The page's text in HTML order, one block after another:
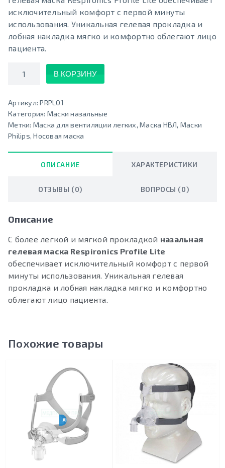
исключительный комфорт с первой минуты
использования. Уникальная гелевая прокладка и
лобная накладка мягко и комфортно облегают лицо
пациента.
Количество
В КОРЗИНУ
Артикул:PRPL01
Категория: Маски назальные
Метки: Маска для вентиляции легких, Маска НВЛ, Маски
Philips,Носовая маска
ОПИСАНИЕ ХАРАКТЕРИСТИКИ
ОТЗЫВЫ (0) ВОПРОСЫ (0)
Описание
С более легкой и мягкой прокладкой назальная
гелевая маска Respironics Profile Lite
обеспечивает исключительный комфорт с первой
минуты использования. Уникальная гелевая
прокладка и лобная накладка мягко и комфортно
облегают лицо пациента.
Похожие товары
АНАЛОГ RESMED N20